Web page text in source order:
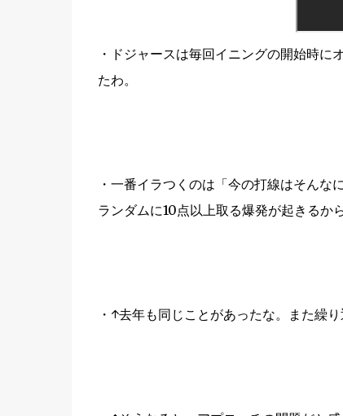
・ドジャースは毎回イニングの開始時
たわ。
・一番イラつくのは「今の打線はそんな
ランダムに10点以上取る爆発が起きるか
・↑去年も同じことがあったな。また繰り